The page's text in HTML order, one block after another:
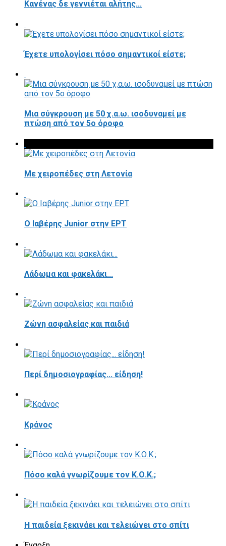
Κανένας δε γεννιέται αλήτης...
Έχετε υπολογίσει πόσο σημαντικοί είστε;
Μια σύγκρουση με 50 χ.α.ω. ισοδυναμεί με
πτώση από τον 5ο όροφο
Με χειροπέδες στη Λετονία
Ο Ιαβέρης Junior στην ΕΡΤ
Λάδωμα και φακελάκι...
Ζώνη ασφαλείας και παιδιά
Περί δημοσιογραφίας... είδηση!
Κράνος
Πόσο καλά γνωρίζουμε τον Κ.Ο.Κ.;
Η παιδεία ξεκινάει και τελειώνει στο σπίτι